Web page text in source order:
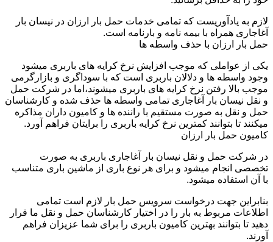
لازم به یادآوریست که تمامی خدمات حمل بار ارزان در نیسان بار
آغاجاری همراه با بیمه نامه و بارنامه است.
حمل بار ارزان با حذف واسطه ها
یکی از عواملی که موجب افزایش نرخ کرایه های باربری میشود
وجود واسطه ها و دلالان باربری است که با سوداگری و بازارگرمی
موجب بالا رفتن نرخ کرایه های باربری میشوند،اما در شرکت حمل
و نقل نیسان بار آغاجاری تمامی واسطه ها حذف شده و کارشناسان
حمل و نقل به صورت مستقیم با راننده ها و کامیون داران مذاکره
میکنند تا بتوانند کمترین نرخ کرایه باربری را برایتان فراهم آورد.
کامیون حمل بار ارزان
در شرکت حمل و نقل نیسان بار آغاجاری باربری به صورت
تخصصی انجام میشود و برای هر نوع باری از ماشین باری متناسب
با آن استفاده میشود.
بنابراین جهت درخواست سرویس حمل بار لازم است تمامی
اطلاعات مربوط به بار را در اختیار کارشناسان حمل و نقل ما قرار
دهید تا بتوانند بهترین کامیون باربری را برای شما عزیزان فراهم
آورند.